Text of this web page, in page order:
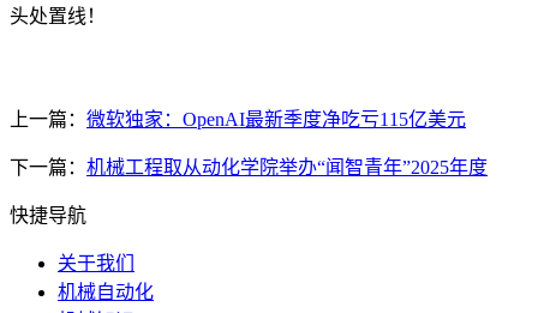
头处置线！
上一篇： 微软独家：OpenAI最新季度净吃亏115亿美元
下一篇： 机械工程取从动化学院举办“闻智青年”2025年度
快捷导航
关于我们
机械自动化